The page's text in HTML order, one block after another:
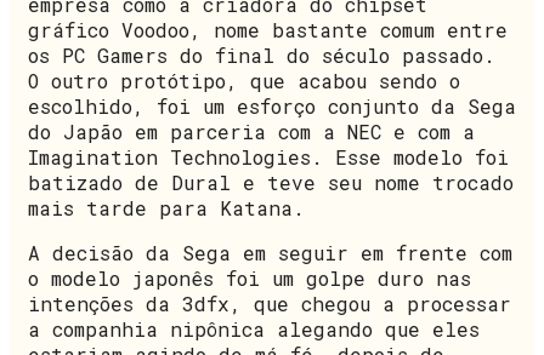
gráfico Voodoo, nome bastante comum entre
os PC Gamers do final do século passado.
O outro protótipo, que acabou sendo o
escolhido, foi um esforço conjunto da Sega
do Japão em parceria com a NEC e com a
Imagination Technologies. Esse modelo foi
batizado de Dural e teve seu nome trocado
mais tarde para Katana.
A decisão da Sega em seguir em frente com
o modelo japonês foi um golpe duro nas
intenções da 3dfx, que chegou a processar
a companhia nipônica alegando que eles